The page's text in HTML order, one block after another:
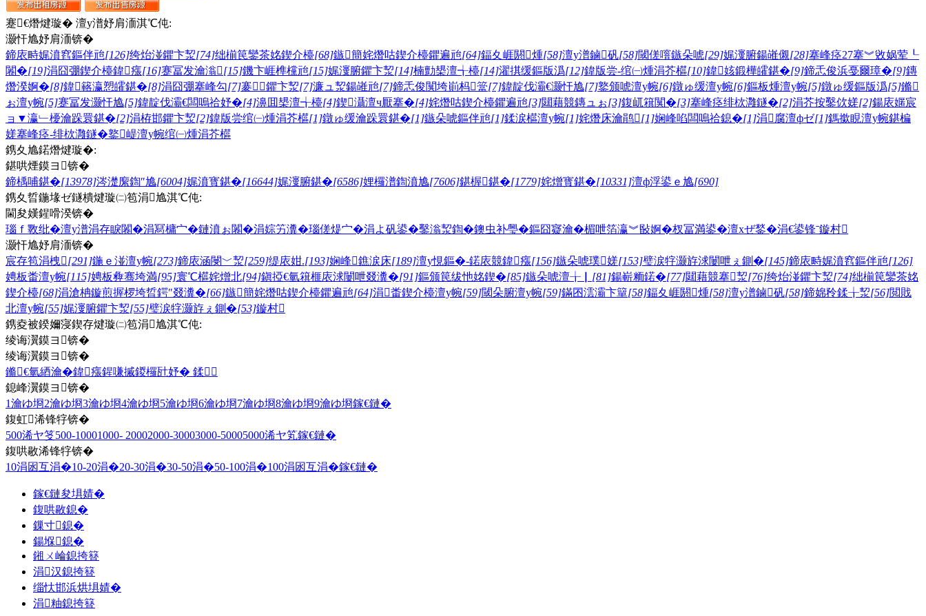
蹇€熸煡璇� 澶у潽妤肩洏淇℃伅:
灏忓尯妤肩洏锛�
鍗庡畤娓濆窞鏂伴兘[126]绔炲湴鑺卞洯[74]绌椾笢鑾茶姳鍥介檯[68]鏃簡姹熸咕鍥介檯鑺遍兘[64]鍢夊崕閼煄[58]澶у潽鏀矾[58]閾傞噾鏃朵唬[29]娓濅腑鍚嶉儭[28]搴峰痉27搴︾敓娲荤┖
闂�[19]涓囧弸鍥介檯鍏瘬[16]蹇冨发瀹滃[15]鐖卞崕榫欓兘[15]娓濅腑鑺卞洯[14]楠勯槼澶╅檯[14]濯掑缓鏂版潙[12]鍏版尝-绾㈠煄涓芥櫙[10]鍏姟鍛樺皬鍖�[9]鍗忎俊浜戞爾璋�[9]鏄
熸湀婀�[8]鍏簵瀛愬皬鍖�[8]涓囧弸搴峰勾[7]褰鑺卞洯[7]濂ュ洯鍚嶉兘[7]鍗忎俊闃垮崱杩簹[7]鍏靛伐灞€灏忓尯[7]鐜颁唬澶у帵[6]鐓ゅ缓澶у帵[6]鏂板煄澶у帵[5]鐓ゅ缓鏂版潙[5]鏅
ぉ澶у帵[5]蹇冨发灏忓尯[5]鍏靛伐灞€闆嗚祫妤�[4]濞囬槼澶╅檯[4]鍥灄澶ч厭搴�[4]姹熸咕鍥介檯鑺遍兘[3]閮藉競鏄ュぉ[3]鍑屼簯闃�[3]搴峰痉绯栨灉鐩�[2]涓芥按鑿佽嫅[2]鍚庡嫟宸
ョ▼瀛﹂櫌瀹跺睘鍖�[2]涓栫邯鑺卞洯[2]鍏版尝绾㈠煄涓芥櫙[1]鐓ゅ缓瀹跺睘鍖�[1]鏃朵唬鏂伴兘[1]鍒涙櫙澶у帵[1]姹熸床瀹鹃[1]娴峰啗闆嗚祫鎴�[1]涓腐澶фゼ[1]鎷撳睍澶у帵鍖楄
嫅搴峰痉-绯栨灉鐩�鐜崼澶у帵绾㈠煄涓芥櫙
鎸夊尯鍩熸煡璇�:
鍖哄煙鏌ヨ锛�
鍗楀哺鍖�[13978]涔濋緳鍧″尯[6004]娓濆寳鍖�[16644]娓濅腑鍖�[6586]娌欏潽鍧濆尯[7606]鍖楃鍖�[1779]姹熷寳鍖�[10331]澶ф浮鍙ｅ尯[690]
鎸夊晢鍦堟ゼ鐩樻煡璇㈡笣涓尯淇℃伅:
閫夋嫨鍟嗗湀锛�
瑙ｆ斁纰�澶у潽涓存睙闂�涓冩槦宀�鏈濆ぉ闂�涓婃竻瀵�瑙傞煶宀�涓よ矾鍙�鑿滃洯鍧�鐭虫补璺�鏂囧寲瀹�楣呭箔瀛︾敯婀�杈冨満鍙�澶хぜ鍫�涓€鍙锋ˉ鏇村
灏忓尯妤肩洏锛�
宸存笣涓栧[291]鍦ｅ湴澶у帵[273]鍗庡涵閿﹀洯[259]缇庡姏.[193]娴峰鐎涙床[189]澶у悓鏂�-鍩庡競鍏瘬[156]鏃朵唬璞嫅[153]璧涙牸灏斿浗闄呭ぇ鍘�[145]鍗庡畤娓濆窞鏂伴兘[126]
娉板畨澶у帵[115]娉板彜骞垮満[95]寰℃櫙姹熷北[94]鎭掗€氫簯榧庡浗闄呭叕瀵�[91]鏂颁笢绂忚姳鍥�[85]鏃朵唬澶╁▏ [81]鍚嶄粫鍩�[77]閮藉競搴洯[76]绔炲湴鑺卞洯[74]绌椾笢鑾茶姳
鍥介檯[68]涓滄柟鏇煎搱椤垮晢鍔″叕瀵�[66]鏃簡姹熸咕鍥介檯鑺遍兘[64]涓畨鍥介檯澶у帵[59]閾朵腑澶у帵[59]鏋囨澐灞卞簞[58]鍢夊崕閼煄[58]澶у潽鏀矾[58]鍗婂矝鍒╁洯[56]閲戝
北澶у帵[55]娓濅腑鑺卞洯[55]璧涙牸灏斿ぇ鍘�[53]鏇村
鎸夌被鍨嬭寖鍥存煡璇㈡笣涓尯淇℃伅:
绫诲瀷鏌ヨ锛�
绫诲瀷鏌ヨ锛�
鏅€氫綇瀹�鍏瘬鍟嗛摵鍐欏瓧妤� 鍒
鎴峰瀷鏌ヨ锛�
1瀹ゆ埛2瀹ゆ埛3瀹ゆ埛4瀹ゆ埛5瀹ゆ埛6瀹ゆ埛7瀹ゆ埛8瀹ゆ埛9瀹ゆ埛鎵€鏈�
鍑虹浠锋牸锛�
500浠ヤ笅500-10001000- 20002000-30003000-50005000浠ヤ笂鎵€鏈�
鍑哄敭浠锋牸锛�
10涓囦互涓�10-20涓�20-30涓�30-50涓�50-100涓�100涓囦互涓�鎵€鏈�
鎵€鏈夋埧婧�
鍑哄敭鎴�
鏁寸鎴�
鍚堢鎴�
鎺ㄨ崘鎴挎簮
涓汉鎴挎簮
缁忕邯浜烘埧婧�
涓粙鎴挎簮